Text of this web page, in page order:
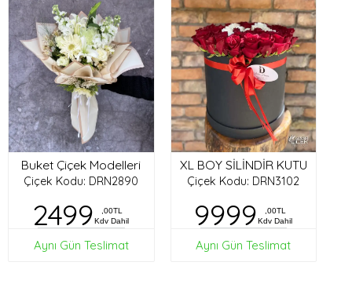
Buket Çiçek Modelleri
Çiçek Kodu: DRN2890
2499
,00TL
Kdv Dahil
Aynı Gün Teslimat
XL BOY SİLİNDİR KUTU
Çiçek Kodu: DRN3102
9999
,00TL
Kdv Dahil
Aynı Gün Teslimat